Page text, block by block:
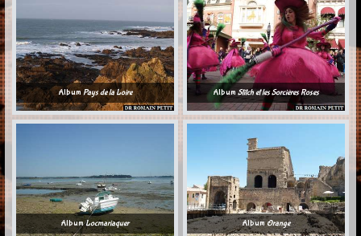
AlbumPays de la Loire Album Stitch et les Sorcières Roses
AlbumLocmariaquer Album Orange